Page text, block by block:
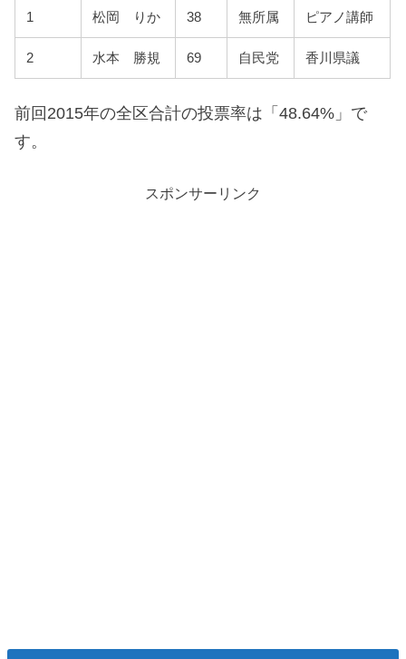
1 松岡 りか 38 無所属 ピアノ講師
2 水本 勝規 69 自民党 香川県議
前回2015年の全区合計の投票率は「48.64%」で
す。
スポンサーリンク